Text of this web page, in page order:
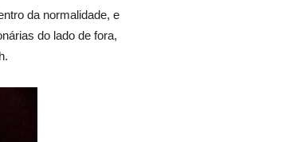
da normalidade, e
do lado de fora,